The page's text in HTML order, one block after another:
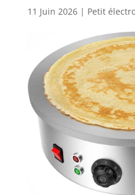
11 Juin 2026| Petit